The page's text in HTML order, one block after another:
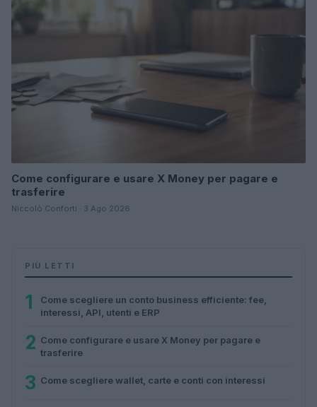
Come configurare e usare X Money per pagare e
trasferire
Niccolò Conforti · 3 Ago 2026
PIÙ LETTI
1
Come scegliere un conto business efficiente: fee,
interessi, API, utenti e ERP
2 Come configurare e usare X Money per pagare e
trasferire
3 Come scegliere wallet, carte e conti con interessi